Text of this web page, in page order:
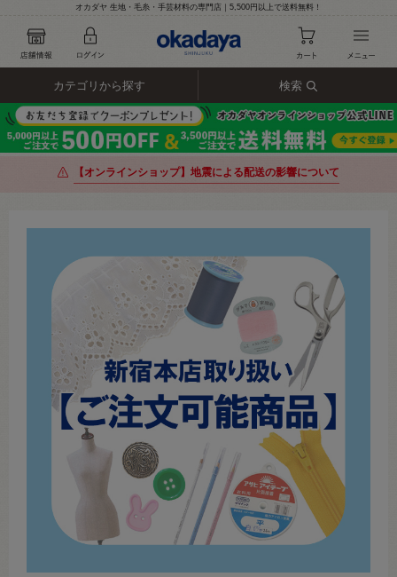
オカダヤ 生地・毛糸・手芸材料の専門店｜5,500円以上で送料無料！
カテゴリから探す 検索
【オンラインショップ】地震による配送の影響について